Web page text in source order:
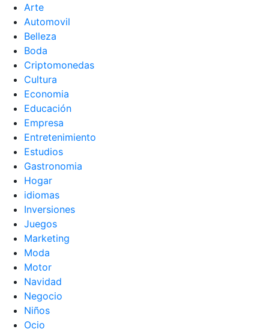
Arte
Automovil
Belleza
Boda
Criptomonedas
Cultura
Economia
Educación
Empresa
Entretenimiento
Estudios
Gastronomia
Hogar
idiomas
Inversiones
Juegos
Marketing
Moda
Motor
Navidad
Negocio
Niños
Ocio